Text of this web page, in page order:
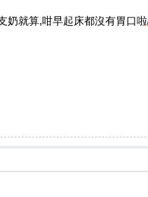
奶就算,咁早起床都沒有胃口啦